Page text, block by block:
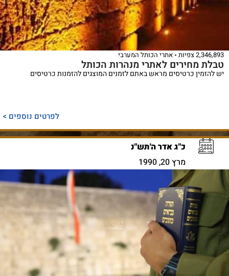
2,346,893 צפיות אתרי הכותל המערבי
טבלת מחירים לאתרי מנהרות הכותל
יש להזמין כרטיסים מראש באתם לזמנים המוצגים להזמנות כרטיסים
לפרטים נוספים >
כ"ג אדר ה'תש"נ
מרץ 20, 1990